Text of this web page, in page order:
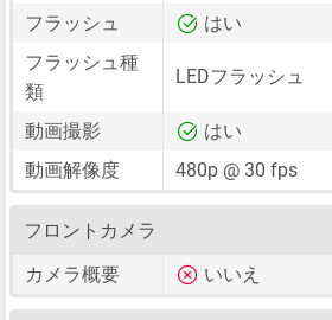
フラッシュ
はい
フラッシュ種
類
LEDフラッシュ
動画撮影
はい
動画解像度
480p @ 30 fps
フロントカメラ
カメラ概要
いいえ